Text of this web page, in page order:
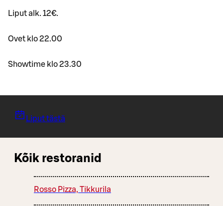
Liput alk. 12€.
Ovet klo 22.00
Showtime klo 23.30
Liput tästä
Kõik restoranid
Rosso Pizza, Tikkurila